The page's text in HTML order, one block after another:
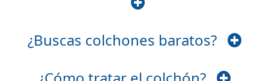
¿Buscas colchones baratos?